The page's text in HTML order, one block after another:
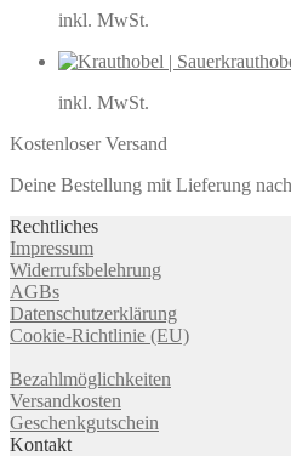
inkl. MwSt.
inkl. MwSt.
Kostenloser Versand
Deine Bestellung mit Lieferung
Rechtliches
Impressum
Widerrufsbelehrung
AGBs
Datenschutzerklärung
Cookie-Richtlinie (EU)
Bezahlmöglichkeiten
Versandkosten
Geschenkgutschein
Kontakt